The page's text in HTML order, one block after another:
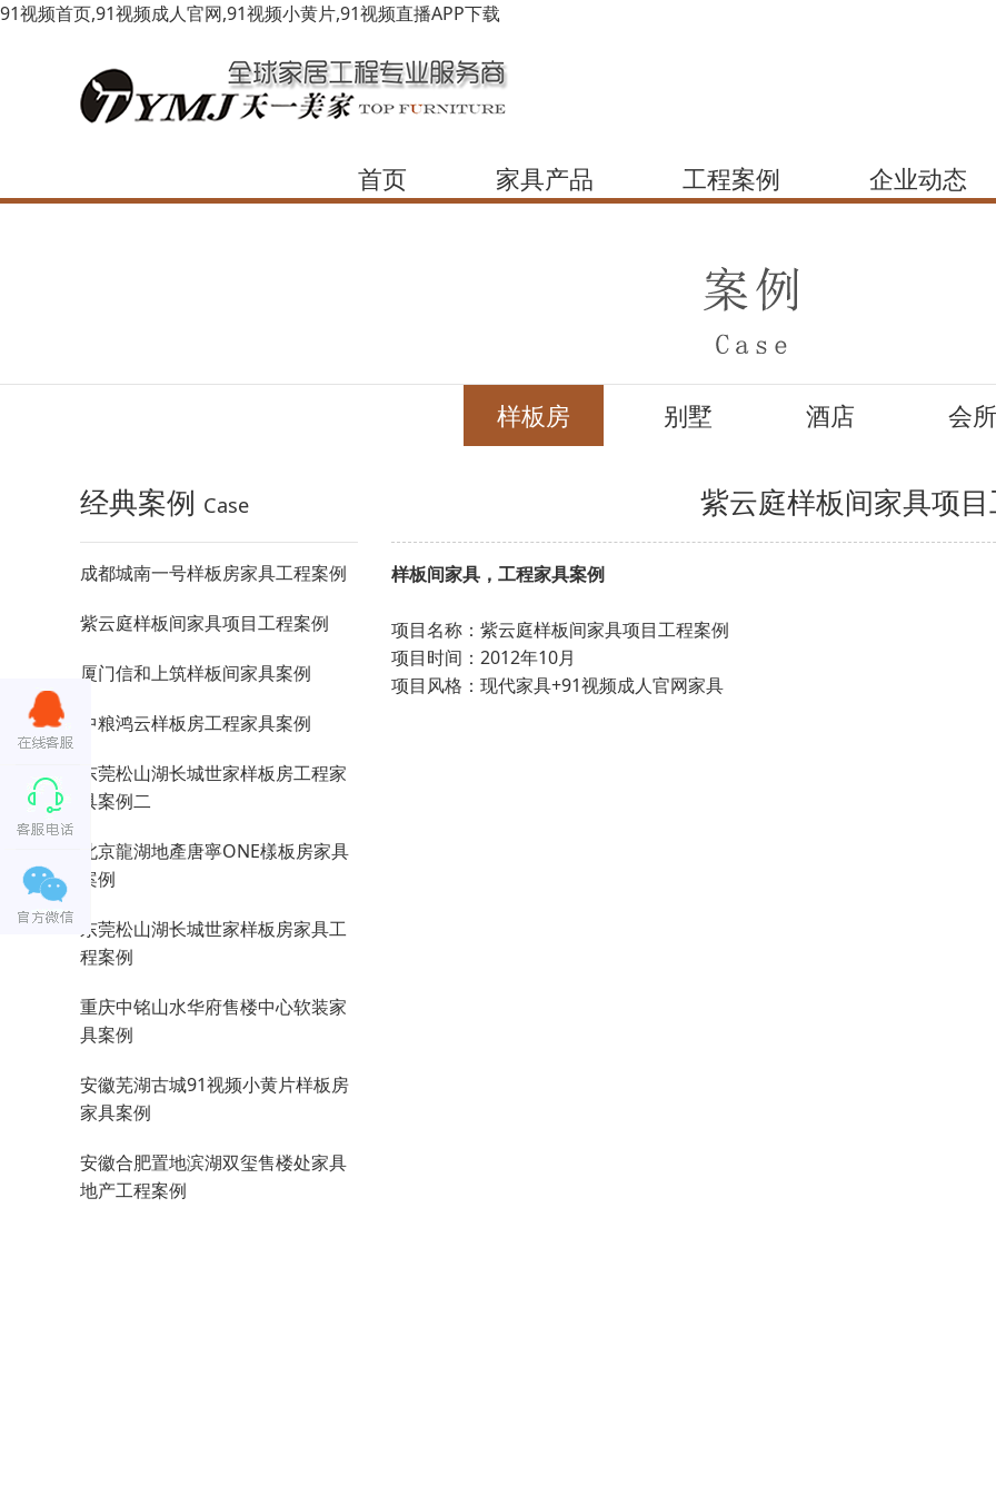
91视频首页,91视频成人官网,91视频小黄片,91视频直播APP下载
首页 家具产品 工程案例 企业动态
样板房 别墅 酒店 会所
经典案例 Case
成都城南一号样板房家具工程案例
紫云庭样板间家具项目工程案例
厦门信和上筑样板间家具案例
中粮鸿云样板房工程家具案例
东莞松山湖长城世家样板房工程家
具案例二
北京龍湖地產唐寧ONE樣板房家具
案例
东莞松山湖长城世家样板房家具工
程案例
重庆中铭山水华府售楼中心软装家
具案例
安徽芜湖古城91视频小黄片样板房
家具案例
安徽合肥置地滨湖双玺售楼处家具
地产工程案例
紫云庭样板间家具项
样板间家具，工程家具案例
项目名称：紫云庭样板间家具项目工程案例
项目时间：2012年10月
项目风格：现代家具+91视频成人官网家具